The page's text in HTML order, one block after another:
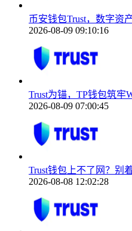
币安钱包Trust，数字资
2026-08-09 09:10:16
Trust为锚，TP钱包筑牢
2026-08-09 07:00:45
Trust钱包上不了网？别
2026-08-08 12:02:28